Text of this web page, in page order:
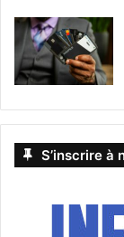
S’inscrire à